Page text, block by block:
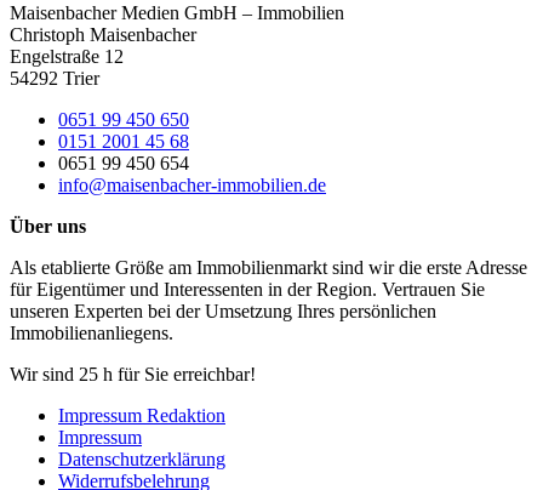
Maisenbacher Medien GmbH – Immobilien
Christoph Maisenbacher
Engelstraße 12
54292 Trier
0651 99 450 650
0151 2001 45 68
0651 99 450 654
info@maisenbacher-immobilien.de
Über uns
Als etablierte Größe am Immobilienmarkt sind wir die erste Adresse
für Eigentümer und Interessenten in der Region. Vertrauen Sie
unseren Experten bei der Umsetzung Ihres persönlichen
Immobilienanliegens.
Wir sind 25 h für Sie erreichbar!
Impressum Redaktion
Impressum
Datenschutzerklärung
Widerrufsbelehrung